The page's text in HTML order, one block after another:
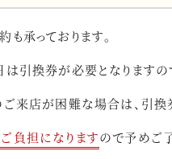
承っております。
は引換券が必要となりますの
ご来店が困難な場合は、引換
負担になりますので予めご